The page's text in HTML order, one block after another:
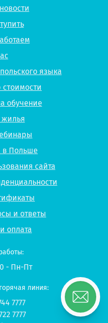
языка
стоимости
обучение
в Польше
сайта
и ответы
оплата
- Пн-Пт
линия:
7777
7777